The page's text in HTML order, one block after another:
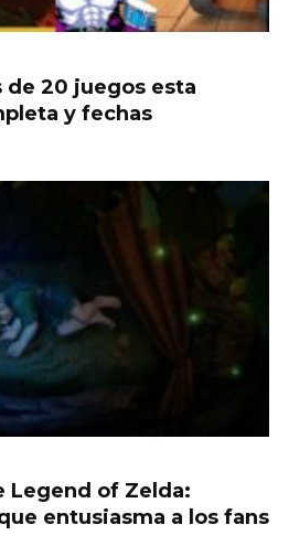
de 20 juegos esta
y fechas
Legend of Zelda:
entusiasma a los fans